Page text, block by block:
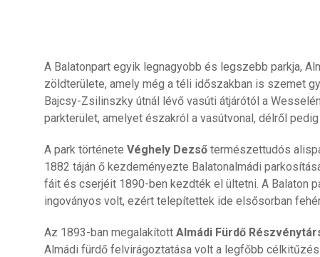
A Balatonpart egyik legnagyobb és legszebb parkja,
zöldterülete, amely még a téli időszakban is szemet
Bajcsy-Zsilinszky útnál lévő vasúti átjárótól a
parkterület, amelyet északról a vasútvonal, délről pedig
A park története Véghely Dezső természettudós
1882 táján ő kezdeményezte Balatonalmádi
fáit és cserjéit 1890-ben kezdték el ültetni. A Balaton
ingoványos volt, ezért telepítettek ide elsősorban
Az 1893-ban megalakított Almádi Fürdő
Almádi fürdő felvirágoztatása volt a legfőbb